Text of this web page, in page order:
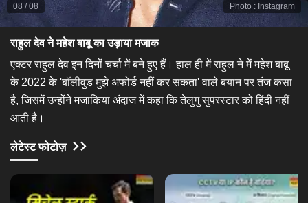
Photo : Instagram
08 /08
राहुल देव ने महेश बाबू का उड़ाया मजाक
एक्टर राहुल देव इन दिनों चर्चा में बने हुए हैं। हाल ही में राहुल ने में महेश बाबू
के 2022 के 'बॉलीवुड मुझे अफोर्ड नहीं कर सकता' वाले बयान पर तंज कसा
है, जिसमें उन्होंने मजाकिया अंदाज में कहा कि तेलुगु सुपरस्टार को हिंदी नहीं
आती है।
लेटेस्ट फोटोज़